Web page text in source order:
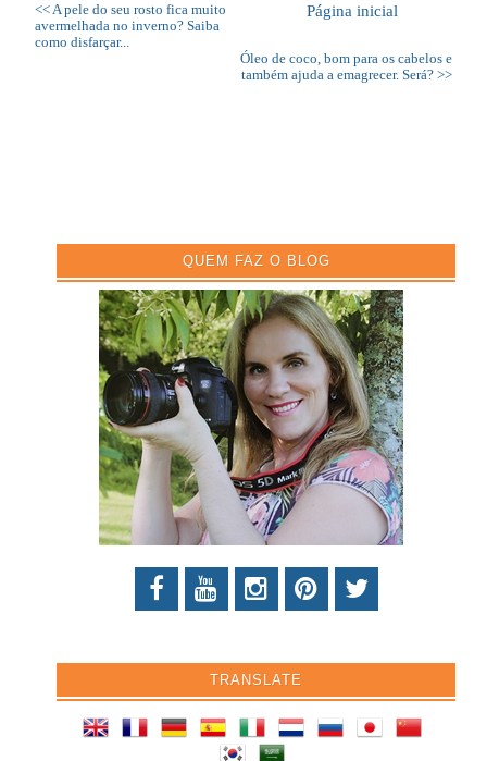
<< A pele do seu rosto fica muito
avermelhada no inverno? Saiba
como disfarçar...
Óleo de coco, bom para os cabelos e
também ajuda a emagrecer. Será? >>
Página inicial
QUEM FAZ O BLOG
TRANSLATE